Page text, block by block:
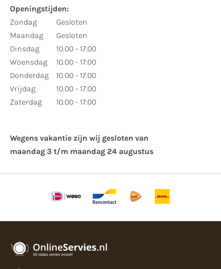
Openingstijden:
Zondag
Maandag
Dinsdag
Woensdag
Donderdag
Vrijdag
Zaterdag
Gesloten
Gesloten
10.00 - 17.00
10.00 - 17.00
10.00 - 17.00
10.00 - 17.00
10.00 - 17.00
Wegens vakantie zijn wij gesloten van ​
maandag 3 t/m maandag 24 augustus